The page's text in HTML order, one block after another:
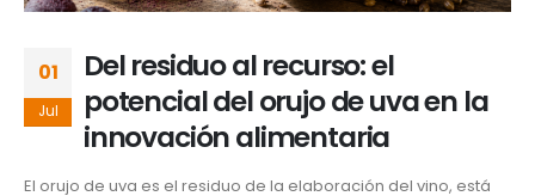
01
Jul
Del residuo al recurso: el
potencial del orujo de uva en la
innovación alimentaria
El orujo de uva es el residuo de la elaboración del vino, está